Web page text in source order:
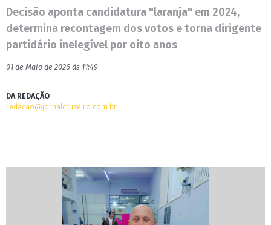
Decisão aponta candidatura "laranja" em 2024,
determina recontagem dos votos e torna dirigente
partidário inelegível por oito anos
01 de Maio de 2026 às 11:49
DA REDAÇÃO
redacao@jornalcruzeiro.com.br